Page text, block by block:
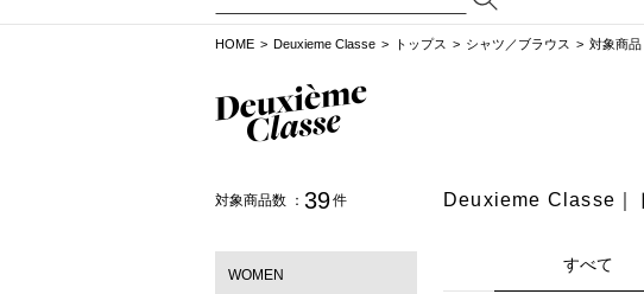
HOME Deuxieme Classe トップス シャツ／ブラウス 対象商品
対象商品数 ： 39件
WOMEN
Deuxieme Classe｜
すべて